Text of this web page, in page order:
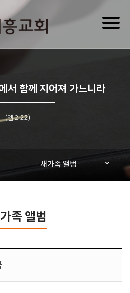
서 함께 지어져 가느니라
(엡 2:22)
새가족 앨범
족 앨범